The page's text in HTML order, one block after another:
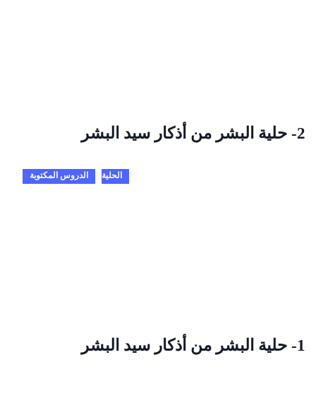
2- حلية البشر من أذكار سيد البشر
الحلية الدروس المكتوبة
1- حلية البشر من أذكار سيد البشر